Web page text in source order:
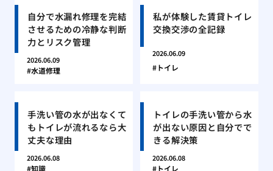
自分で水漏れ修理を完結
させるための冷静な判断
力とリスク管理
2026.06.09
水道修理
私が体験した賃貸トイレ
交換交渉の全記録
2026.06.09
トイレ
手洗い管の水が出なくて
もトイレが流れるなら大
丈夫な理由
2026.06.08
知識
トイレの手洗い管から水
が出ない原因と自分でで
きる解決策
2026.06.08
トイレ